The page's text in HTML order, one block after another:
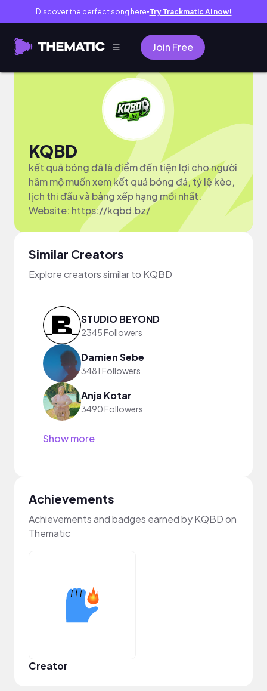
Discover the perfect song here● Try Trackmatic AI now!
Join Free
KQBD
kết quả bóng đá là điểm đến tiện lợi cho người
hâm mộ muốn xem kết quả bóng đá, tỷ lệ kèo,
lịch thi đấu và bảng xếp hạng mới nhất.
Website: https://kqbd.bz/
Similar Creators
Explore creators similar to KQBD
STUDIO BEYOND
2345 Followers
Damien Sebe
3481 Followers
Anja Kotar
3490 Followers
Show more
Achievements
Achievements and badges earned by KQBD on
Thematic
Creator